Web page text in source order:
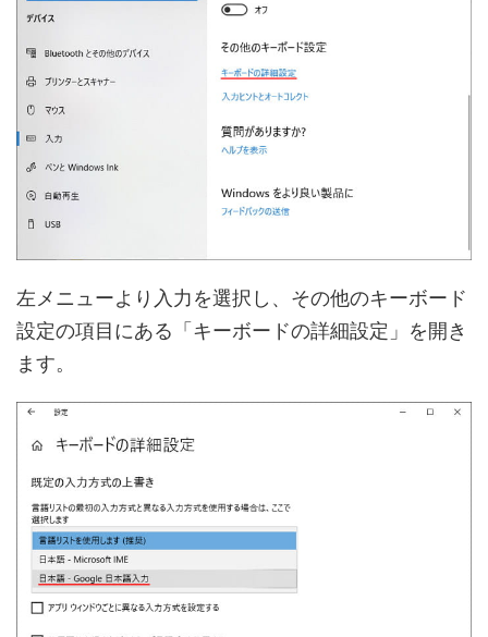
左メニューより入力を選択し、その他のキーボード
設定の項目にある「キーボードの詳細設定」を開き
ます。